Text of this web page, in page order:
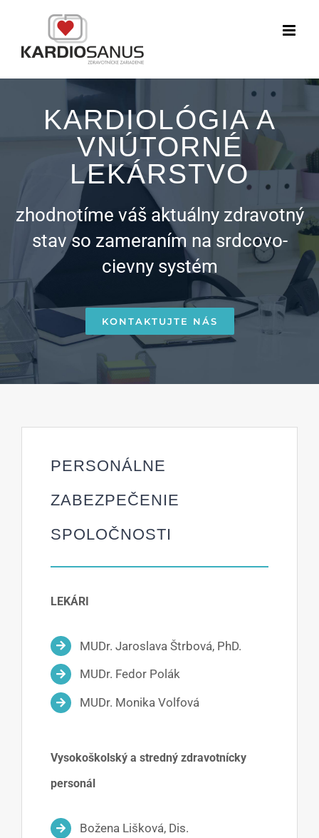
KARDIOLÓGIA A
VNÚTORNÉ
LEKÁRSTVO
zhodnotíme váš aktuálny zdravotný
stav so zameraním na srdcovo-
cievny systém
KONTAKTUJTE NÁS
PERSONÁLNE
ZABEZPEČENIE
SPOLOČNOSTI
LEKÁRI
MUDr. Jaroslava Štrbová, PhD.
MUDr. Fedor Polák
MUDr. Monika Volfová
Vysokoškolský a stredný zdravotnícky
personál
Božena Lišková, Dis.